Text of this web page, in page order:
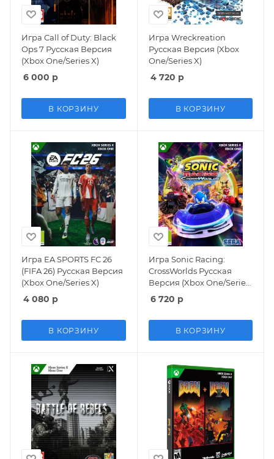
Игра Call of Duty: Black
Ops 7 Русская Версия
(Xbox One/Series X)
6 000 р
В КОРЗИНУ
Игра Wreckreation
Русская Версия (Xbox
One/Series X)
4 720 р
В КОРЗИНУ
Игра EA SPORTS FC 26
(FIFA 26) Русская Версия
(Xbox One/Series X)
4 080 р
В КОРЗИНУ
Игра Sonic Racing:
CrossWorlds Русская
Версия (Xbox One/Series
X)
6 720 р
В КОРЗИНУ